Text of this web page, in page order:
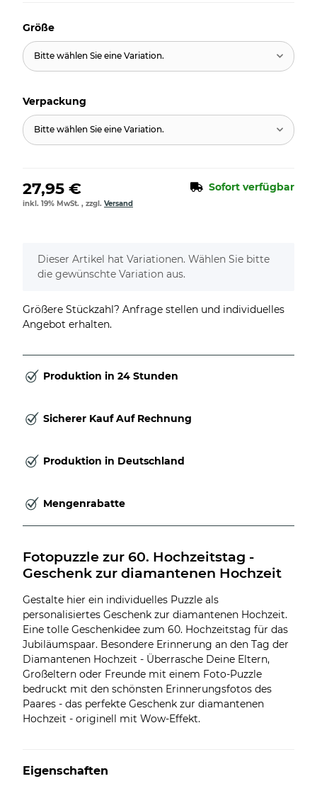
Größe
Bitte wählen Sie eine Variation.
Verpackung
Bitte wählen Sie eine Variation.
27,95 € Sofort verfügbar
inkl. 19% MwSt. , zzgl. Versand
x
Dieser Artikel hat Variationen. Wählen Sie bitte
die gewünschte Variation aus.
Größere Stückzahl? Anfrage stellen und individuelles
Angebot erhalten.
Produktion in 24 Stunden
Sicherer Kauf Auf Rechnung
Produktion in Deutschland
Mengenrabatte
Fotopuzzle zur 60. Hochzeitstag -
Geschenk zur diamantenen Hochzeit
Gestalte hier ein individuelles Puzzle als
personalisiertes Geschenk zur diamantenen Hochzeit.
Eine tolle Geschenkidee zum 60. Hochzeitstag für das
Jubiläumspaar. Besondere Erinnerung an den Tag der
Diamantenen Hochzeit - Überrasche Deine Eltern,
Großeltern oder Freunde mit einem Foto-Puzzle
bedruckt mit den schönsten Erinnerungsfotos des
Paares - das perfekte Geschenk zur diamantenen
Hochzeit - originell mit Wow-Effekt.
Eigenschaften